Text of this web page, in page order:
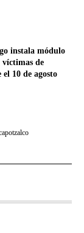
instala módulo
de
el 10 de agosto